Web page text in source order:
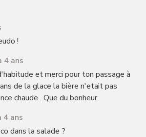
!
4 ans
et merci pour ton passage à
de la glace la bière n'etait pas
chaude . Que du bonheur.
4 ans
dans la salade ?